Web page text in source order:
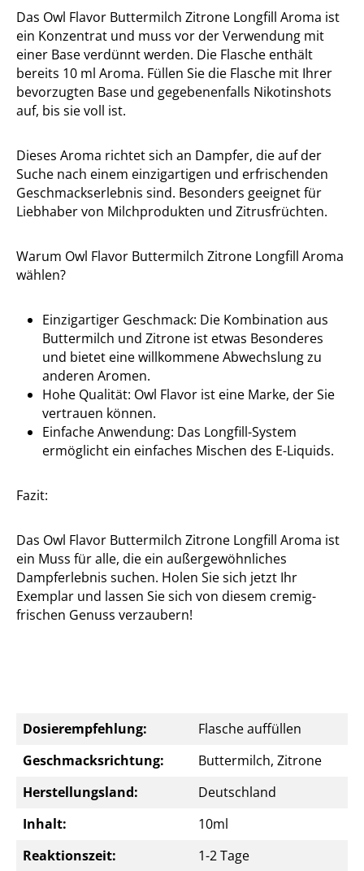
Das Owl Flavor Buttermilch Zitrone Longfill Aroma ist
ein Konzentrat und muss vor der Verwendung mit
einer Base verdünnt werden. Die Flasche enthält
bereits 10 ml Aroma. Füllen Sie die Flasche mit Ihrer
bevorzugten Base und gegebenenfalls Nikotinshots
auf, bis sie voll ist.
Dieses Aroma richtet sich an Dampfer, die auf der
Suche nach einem einzigartigen und erfrischenden
Geschmackserlebnis sind. Besonders geeignet für
Liebhaber von Milchprodukten und Zitrusfrüchten.
Warum Owl Flavor Buttermilch Zitrone Longfill Aroma
wählen?
Einzigartiger Geschmack: Die Kombination aus
Buttermilch und Zitrone ist etwas Besonderes
und bietet eine willkommene Abwechslung zu
anderen Aromen.
Hohe Qualität: Owl Flavor ist eine Marke, der Sie
vertrauen können.
Einfache Anwendung: Das Longfill-System
ermöglicht ein einfaches Mischen des E-Liquids.
Fazit:
Das Owl Flavor Buttermilch Zitrone Longfill Aroma ist
ein Muss für alle, die ein außergewöhnliches
Dampferlebnis suchen. Holen Sie sich jetzt Ihr
Exemplar und lassen Sie sich von diesem cremig-
frischen Genuss verzaubern!
Dosierempfehlung:
Flasche auffüllen
Geschmacksrichtung:
Buttermilch, Zitrone
Herstellungsland:
Deutschland
Inhalt:
10ml
Reaktionszeit:
1-2 Tage